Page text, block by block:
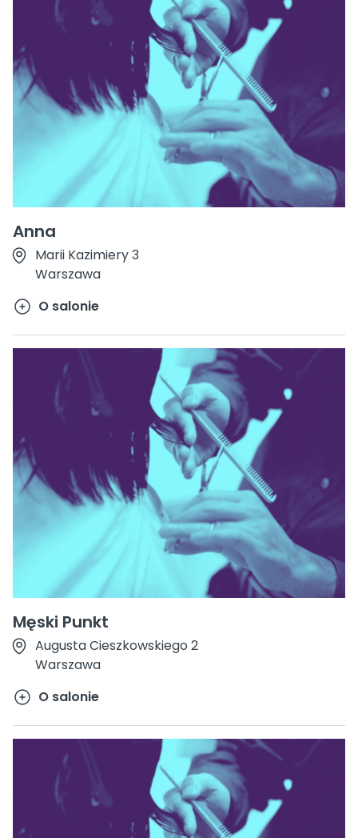
Anna
Marii Kazimiery 3
Warszawa
O salonie
Męski Punkt
Augusta Cieszkowskiego 2
Warszawa
O salonie